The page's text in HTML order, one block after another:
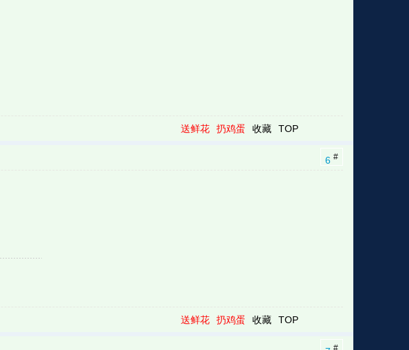
送鲜花 扔鸡蛋 收藏 TOP
6 #
送鲜花 扔鸡蛋 收藏 TOP
#